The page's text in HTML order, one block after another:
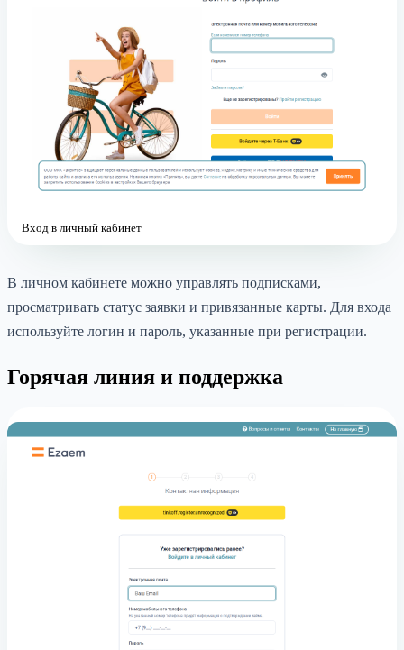
Вход в личный кабинет
В личном кабинете можно управлять подписками,
просматривать статус заявки и привязанные карты. Для входа
используйте логин и пароль, указанные при регистрации.
Горячая линия и поддержка